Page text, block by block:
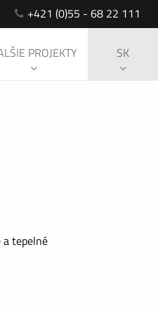
+421 (0)55 - 68 22 111
PROJEKTY SK
tepelné